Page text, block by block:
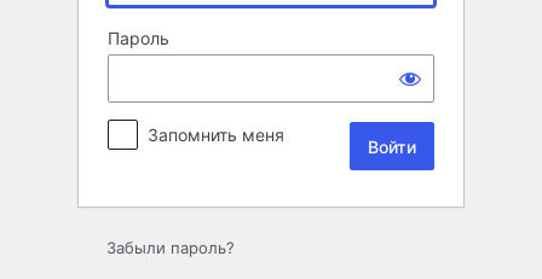
Пароль
Запомнить меня
Забыли пароль?